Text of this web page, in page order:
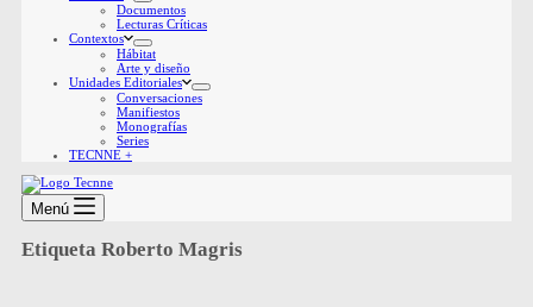
Documentos
Lecturas Críticas
Contextos
Hábitat
Arte y diseño
Unidades Editoriales
Conversaciones
Manifiestos
Monografías
Series
TECNNE +
Menú
Etiqueta Roberto Magris